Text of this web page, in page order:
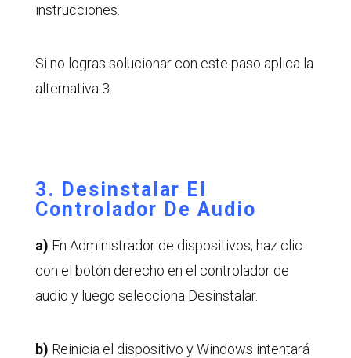
instrucciones.
Si no logras solucionar con este paso aplica la
alternativa 3.
3. Desinstalar El
Controlador De Audio
a) En Administrador de dispositivos, haz clic
con el botón derecho en el controlador de
audio y luego selecciona Desinstalar.
b) Reinicia el dispositivo y Windows intentará